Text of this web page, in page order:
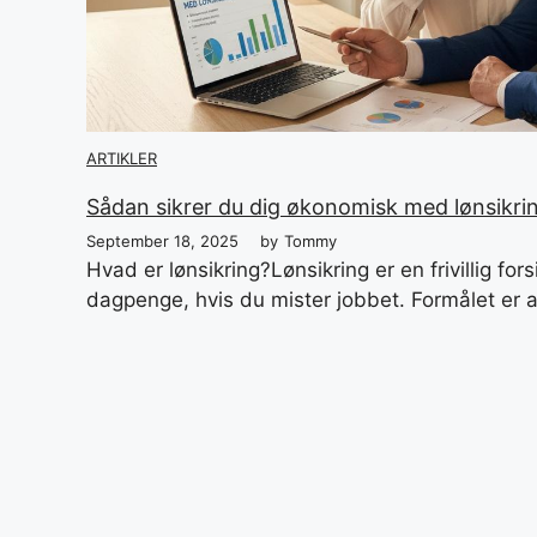
ARTIKLER
Sådan sikrer du dig økonomisk med
September 18, 2025 by Tommy
Hvad er lønsikring?Lønsikring er en frivillig
dagpenge, hvis du mister jobbet. Formålet er